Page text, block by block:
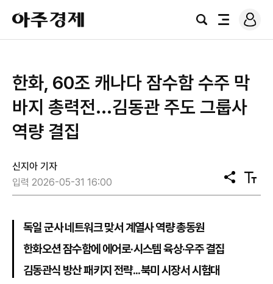
아
주
경
검
전
로
그
한화, 60조 캐나다 잠수함 수주 막
바지 총력전...김동관 주도 그룹사
역량 결집
신지아 기자
입력 2026-05-31 16:00
공
유
텍
스
독일 군사 네트워크 맞서 계열사 역량 총동원
한화오션 잠수함에 에어로·시스템 육상·우주 결집
김동관식 방산 패키지 전략...북미 시장서 시험대